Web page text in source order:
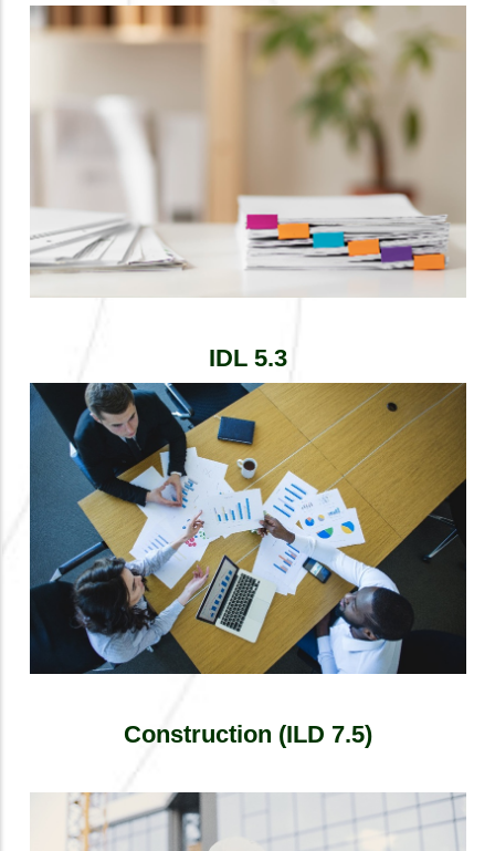
IDL 5.3
Construction (ILD 7.5)